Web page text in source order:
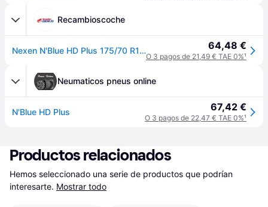
Recambioscoche
Nexen N'Blue HD Plus 175/70 R13 82T coche de turismo Neumáticos de verano Neumáticos 15098NXK 64,48 €
O 3 pagos de 21,49 € TAE 0%¹
Neumaticos pneus online
N'Blue HD Plus 67,42 €
O 3 pagos de 22,47 € TAE 0%¹
Productos relacionados
Hemos seleccionado una serie de productos que podrían
interesarte. Mostrar todo